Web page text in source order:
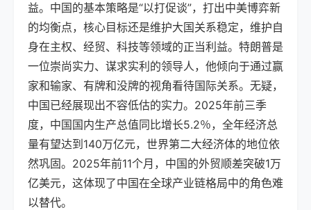
益。中国的基本策略是“以打促谈”，打出中美博弈新
的均衡点，核心目标还是维护大国关系稳定，维护自
身在主权、经贸、科技等领域的正当利益。特朗普是
一位崇尚实力、谋求实利的领导人，他倾向于通过赢
家和输家、有牌和没牌的视角看待国际关系。无疑，
中国已经展现出不容低估的实力。2025年前三季
度，中国国内生产总值同比增长5.2％，全年经济总
量有望达到140万亿元，世界第二大经济体的地位依
然巩固。2025年前11个月，中国的外贸顺差突破1万
亿美元，这体现了中国在全球产业链格局中的角色难
以替代。